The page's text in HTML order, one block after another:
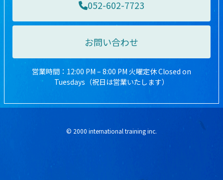
052-602-7723
お問い合わせ
営業時間：12:00 PM – 8:00 PM 火曜定休 Closed on
Tuesdays（祝日は営業いたします）
© 2000 international training inc.